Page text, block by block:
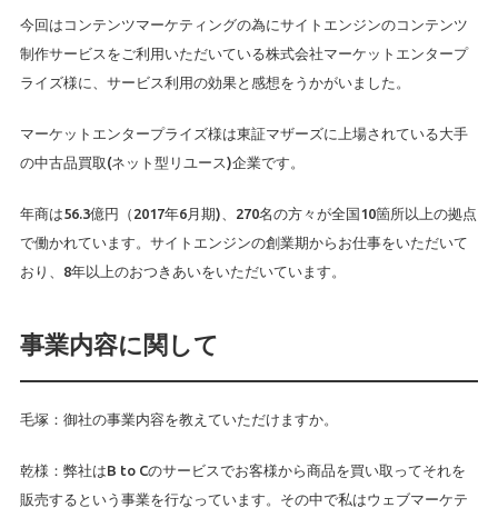
今回はコンテンツマーケティングの為にサイトエンジンのコンテンツ
制作サービスをご利用いただいている株式会社マーケットエンタープ
ライズ様に、サービス利用の効果と感想をうかがいました。
マーケットエンタープライズ様は東証マザーズに上場されている大手
の中古品買取(ネット型リユース)企業です。
年商は56.3億円（2017年6月期)、270名の方々が全国10箇所以上の拠点
で働かれています。サイトエンジンの創業期からお仕事をいただいて
おり、8年以上のおつきあいをいただいています。
事業内容に関して
毛塚：御社の事業内容を教えていただけますか。
乾様：弊社はB to Cのサービスでお客様から商品を買い取ってそれを
販売するという事業を行なっています。その中で私はウェブマーケテ